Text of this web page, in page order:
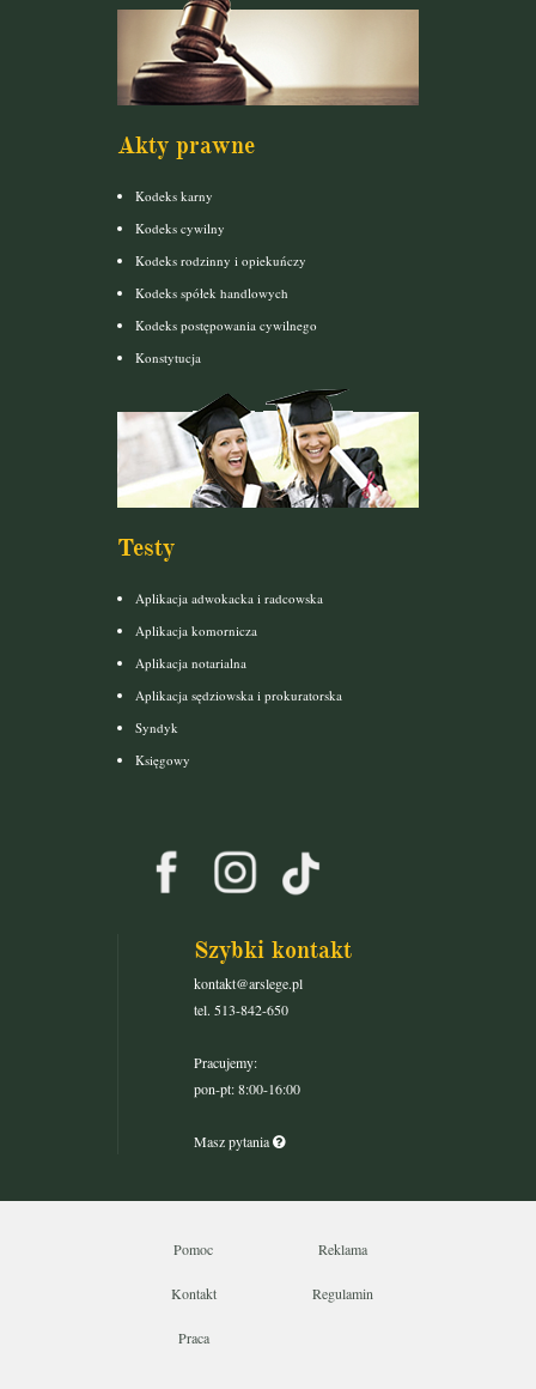
Akty prawne
Kodeks karny
Kodeks cywilny
Kodeks rodzinny i opiekuńczy
Kodeks spółek handlowych
Kodeks postępowania cywilnego
Konstytucja
Testy
Aplikacja adwokacka i radcowska
Aplikacja komornicza
Aplikacja notarialna
Aplikacja sędziowska i prokuratorska
Syndyk
Księgowy
Szybki kontakt
kontakt@arslege.pl
tel. 513-842-650
Pracujemy:
pon-pt: 8:00-16:00
Masz pytania
Pomoc Reklama
Kontakt Regulamin
Praca